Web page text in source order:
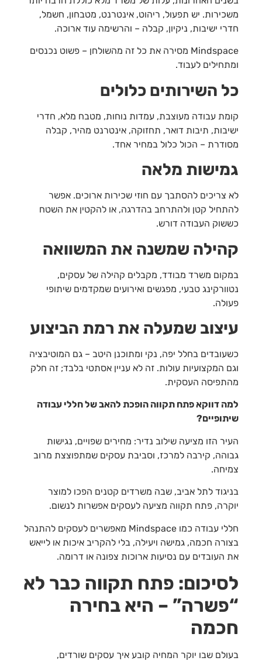
משכירות. יש תפעול, ריהוט, אינטרנט, מטבחון, חשמל,
חדרי ישיבות, ניקיון, קבלה – והרשימה עוד ארוכה.
Mindspace מסירה את כל זה מהשולחן – פשוט נכנסים
ומתחילים לעבוד.
כל השירותים כלולים
קומת עבודה מעוצבת, עמדות נוחות, מטבח מלא, חדרי
ישיבות, תיבות דואר, תחזוקה, אינטרנט מהיר, קבלה
מסודרת – הכול כלול במחיר אחד.
גמישות מלאה
לא צריכים להסתבך עם חוזי שכירות ארוכים. אפשר
להתחיל קטן ולהתרחב בהדרגה, או להקטין את השטח
כששוק העבודה דורש.
קהילה שמשנה את המשוואה
במקום משרד מבודד, מקבלים קהילה של עסקים,
נטוורקינג טבעי, מפגשים ואירועים שמקדמים שיתופי
פעולה.
עיצוב שמעלה את רמת הביצוע
כשעובדים בחלל יפה, נקי ומתוכנן היטב – גם המוטיבציה
וגם המקצועיות עולות. זה לא עניין אסתטי בלבד; זה חלק
מהתפיסה העסקית.
למה דווקא פתח תקווה הופכת להאב של חללי עבודה
שיתופיים?
העיר הזו מציעה שילוב נדיר: מחירים שפויים, נגישות
גבוהה, קירבה למרכז, וסביבת עסקים שמתפוצצת מרוב
צמיחה.
בניגוד לתל אביב, שבה משרדים קטנים הפכו למוצר
יוקרה, פתח תקווה מציעה לעסקים אפשרות לנשום.
חללי עבודה כמו Mindspace מאפשרים לעסקים להתנהל
בצורה חכמה, גמישה ויעילה, בלי להקריב איכות או לייאש
את העובדים עם נסיעות ארוכות צפונה או דרומה.
לסיכום: פתח תקווה כבר לא
“פשרה” – היא בחירה
חכמה
בעולם שבו יוקר המחיה קובע איך עסקים שורדים,